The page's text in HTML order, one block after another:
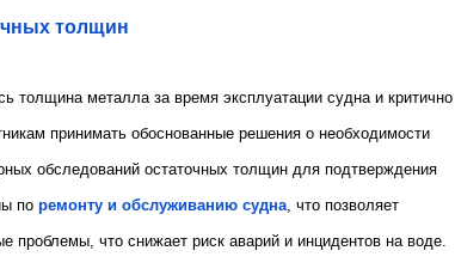
толщин
толщина металла за время эксплуатации судна и критично
принимать обоснованные решения о необходимости
обследований остаточных толщин для подтверждения
по ремонту и обслуживанию судна , что позволяет
что снижает риск аварий и инцидентов на воде.